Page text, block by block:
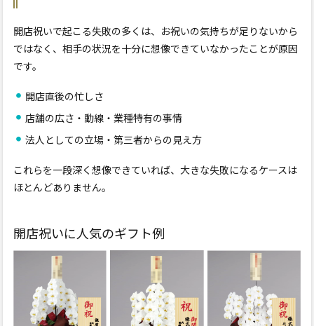
開店祝いで起こる失敗の多くは、お祝いの気持ちが足りないから
ではなく、相手の状況を十分に想像できていなかったことが原因
です。
開店直後の忙しさ
店舗の広さ・動線・業種特有の事情
法人としての立場・第三者からの見え方
これらを一段深く想像できていれば、大きな失敗になるケースは
ほとんどありません。
開店祝いに人気のギフト例